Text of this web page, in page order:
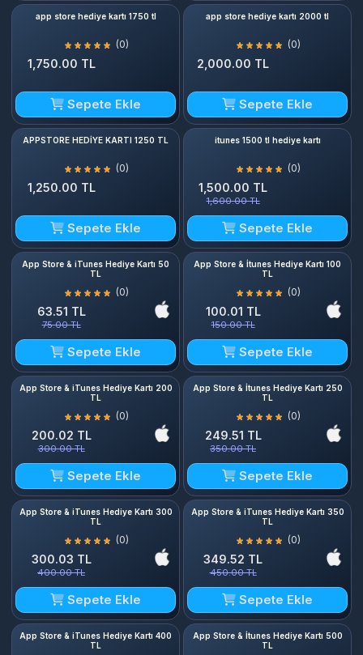
app store hediye kartı 1750 tl
(0)
1,750.00 TL
Sepete Ekle
app store hediye kartı 2000 tl
(0)
2,000.00 TL
Sepete Ekle
APPSTORE HEDİYE KARTI 1250 TL
(0)
1,250.00 TL
Sepete Ekle
itunes 1500 tl hediye kartı
(0)
1,500.00 TL
1,600.00 TL
Sepete Ekle
App Store & iTunes Hediye Kartı 50
TL
(0)
63.51 TL
75.00 TL
Sepete Ekle
App Store & İtunes Hediye Kartı 100
TL
(0)
100.01 TL
150.00 TL
Sepete Ekle
App Store & iTunes Hediye Kartı 200
TL
(0)
200.02 TL
300.00 TL
Sepete Ekle
App Store & İtunes Hediye Kartı 250
TL
(0)
249.51 TL
350.00 TL
Sepete Ekle
App Store & iTunes Hediye Kartı 300
TL
(0)
300.03 TL
400.00 TL
Sepete Ekle
App Store & iTunes Hediye Kartı 350
TL
(0)
349.52 TL
450.00 TL
Sepete Ekle
App Store & iTunes Hediye Kartı 400
TL
App Store & İtunes Hediye Kartı 500
TL